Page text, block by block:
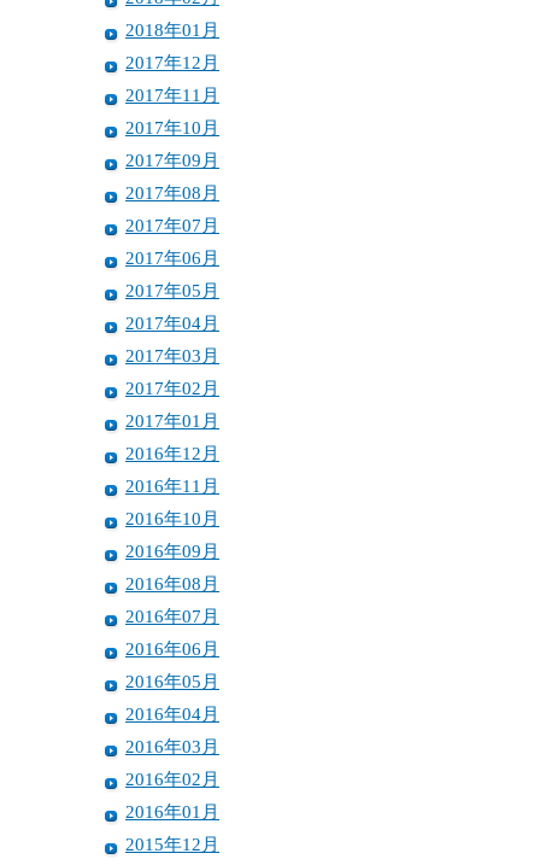
2018年01月
2017年12月
2017年11月
2017年10月
2017年09月
2017年08月
2017年07月
2017年06月
2017年05月
2017年04月
2017年03月
2017年02月
2017年01月
2016年12月
2016年11月
2016年10月
2016年09月
2016年08月
2016年07月
2016年06月
2016年05月
2016年04月
2016年03月
2016年02月
2016年01月
2015年12月